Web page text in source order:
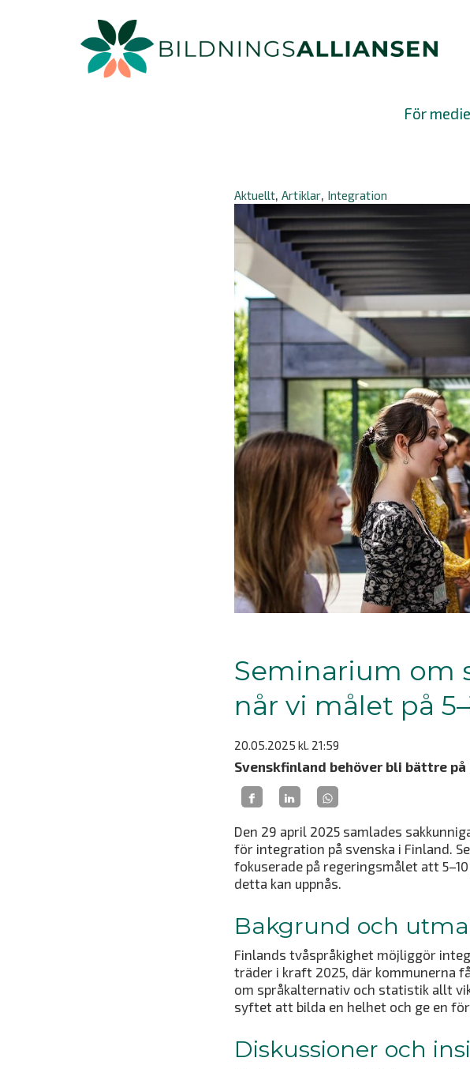
För
Aktuellt Artiklar Integration
Seminarium om
når vi målet på
20.05.2025 kl. 21:59
Svenskfinland behöver bli bättre
Den 29 april 2025 samlades
för integration på svenska i Finland.
fokuserade på regeringsmålet att
detta kan uppnås.
Bakgrund och
Finlands tvåspråkighet möjliggör
träder i kraft 2025, där kommunerna
om språkalternativ och statistik allt
syftet att bilda en helhet och ge en
Diskussioner och